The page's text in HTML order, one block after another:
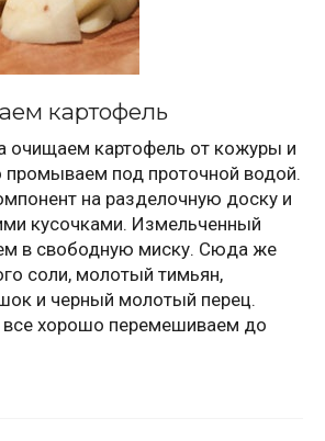
картофель
картофель от кожуры и
промываем под проточной водой.
на разделочную доску и
кусочками. Измельченный
в свободную миску. Сюда же
соли, молотый тимьян,
и черный молотый перец.
хорошо перемешиваем до